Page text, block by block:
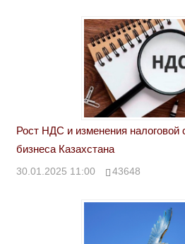
Рост НДС и изменения налоговой
бизнеса Казахстана
30.01.2025 11:00 43648